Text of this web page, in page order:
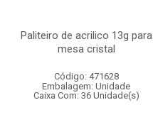
Paliteiro de acrilico 13g para
mesa cristal
Código: 471628
Embalagem: Unidade
Caixa Com: 36 Unidade(s)